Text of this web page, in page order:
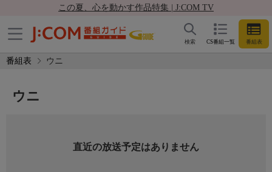
この夏、心を動かす作品特集 | J:COM TV
CS番組一覧 番組表
検索
番組表 ウニ
ウニ
直近の放送予定はありません